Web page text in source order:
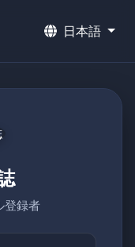
日本語
登録者